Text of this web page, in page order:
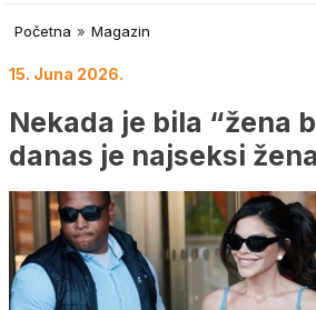
Početna » Magazin
15. Juna 2026.
Nekada je bila “žena
danas je najseksi